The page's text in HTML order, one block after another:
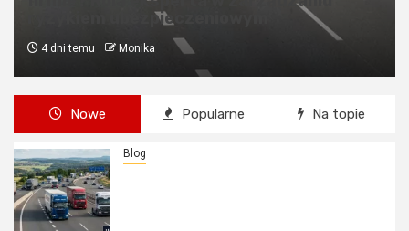
4 tygodnie temu Monika
Nowe Popularne Na topie
Blog